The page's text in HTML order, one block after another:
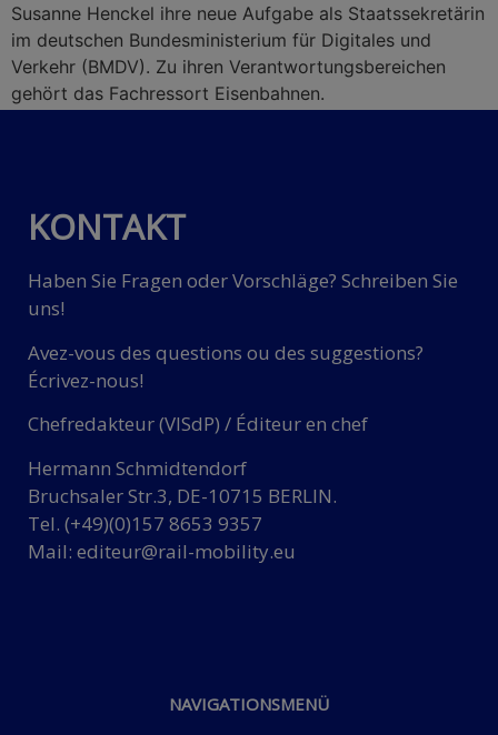
Susanne Henckel ihre neue Aufgabe als Staatssekretärin
im deutschen Bundesministerium für Digitales und
Verkehr (BMDV). Zu ihren Verantwortungsbereichen
gehört das Fachressort Eisenbahnen.
KONTAKT
Haben Sie Fragen oder Vorschläge? Schreiben Sie
uns!
Avez-vous des questions ou des suggestions?
Écrivez-nous!
Chefredakteur (VISdP) / Éditeur en chef
Hermann Schmidtendorf
Bruchsaler Str.3, DE-10715 BERLIN.
Tel. (+49)(0)157 8653 9357
Mail: editeur@rail-mobility.eu
NAVIGATIONSMENÜ